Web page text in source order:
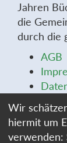
Jahren
die
durch die
AGB
Wir
hiermit um
verwenden: